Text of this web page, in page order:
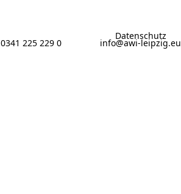
0341 225 229 0 info@awi-leipzig.eu
Datenschutz